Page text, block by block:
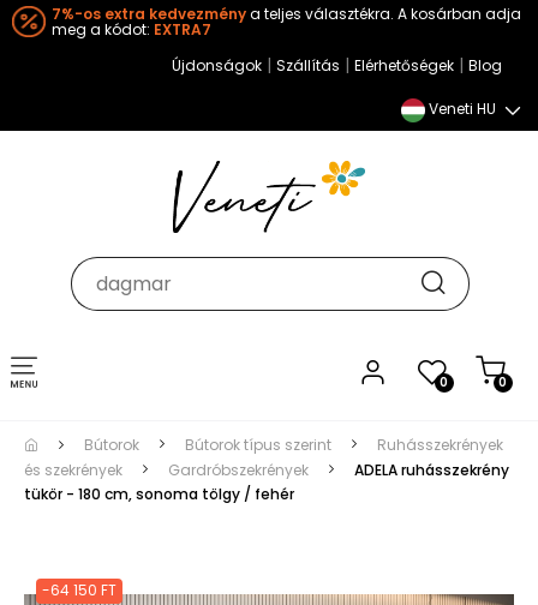
7%-os extra kedvezménya teljes választékra. A kosárban adja
meg a kódot: EXTRA7
Újdonságok | Szállítás | Elérhetőségek | Blog
Veneti HU
0 0
Toggle
navigation
Bútorok Bútorok típus szerint
Ruhásszekrények
és szekrények
Gardróbszekrények
ADELA ruhásszekrény
tükör - 180 cm, sonoma tölgy / fehér
-64 150 FT